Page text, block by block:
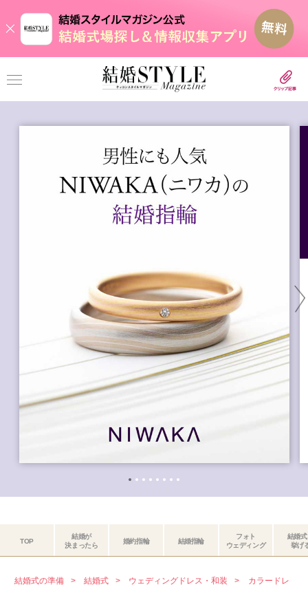
TOP
結婚が
決まったら
婚約指輪 結婚指輪
フォト
ウェディング
結婚
挙げ
結婚式の準備 結婚式 ウェディングドレス・和装
カラードレ